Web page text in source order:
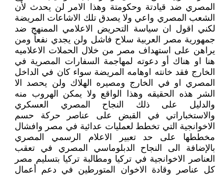
المصري ضد قيادتة وحكومتة وهذا الامر لن يحدث لأن
الشعب المصري واعي ولا يصدق تلك الاشاعات المريضة
لكني اقول ان سياسة التحريض الاعلامي الممنهج ضد
جمهورية مصر العربية سلاح فاشل ولن يجدي نفعاً ومن
يراهن على استهداف مصر من خلال الحملات الاعلاميه
هنا او هناك أو دعوته لمهاجمة السفارات المصرية في
الخارج فقد خانته اوهامه المريضة سواء كان في الداخل
المصري او في الخارج ومصيره الهلاك ولن يحصد الا
الشر هذه الحقيقه وهذا الواقع ولا يمكن الهروب منه
والدليل على ذلك النجاح المصري العسكري
والاستخباراتي في القبض على عناصر حركة حسم
الاخوانجية التي تخطط لعمليات عدائية في مصر وافشال
مخططها على حد تعبير الاعلام الرسمي المصري
بالإضافة الى النجاح الدبلوماسي المصري في تعقب
العناصر الاخوانجية في تركيا ومطالبة تركيا بتسليم مصر
كل عناصر وقادة الاخوان المتورطين في دعم أعمال